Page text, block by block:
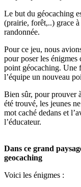
Le but du géocaching
(prairie, forêt,..) grace
randonnée.
Pour ce jeu, nous
pour poser les énigmes
point géocaching. Une
l’équipe un nouveau
Bien sûr, pour prouver
été trouvé, les jeunes
mot caché dedans et
l’éducateur.
Dans ce grand
geocaching
Voici les énigmes :